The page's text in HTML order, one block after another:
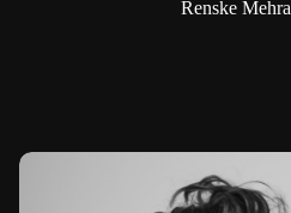
Renske Mehra